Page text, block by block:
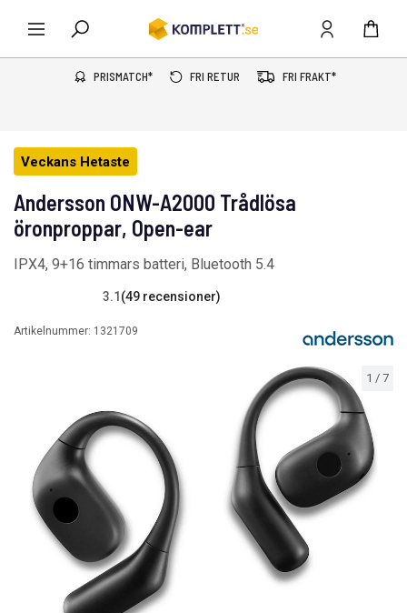
PRISMATCH* FRI RETUR FRI FRAKT*
1 / 7
Veckans Hetaste
Andersson ONW-A2000 Trådlösa
öronproppar, Open-ear
IPX4, 9+16 timmars batteri, Bluetooth 5.4
3.1(49 recensioner)
Artikelnummer: 1321709